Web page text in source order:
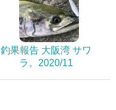
釣果報告 大阪湾 サワ
ラ。2020/11